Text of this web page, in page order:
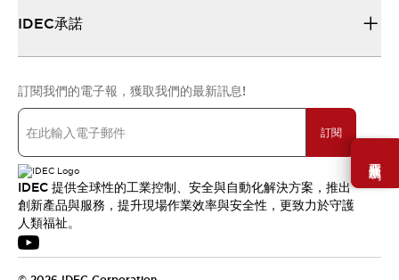
需要幫助嗎？
IDEC承諾
訂閱我們的電子報，獲取我們的最新訊息!
訂閱
IDEC 提供全球性的工業控制、安全與自動化解決方案，推出
創新產品與服務，提升現場作業效率與安全性，更致力於守護
人類福祉。